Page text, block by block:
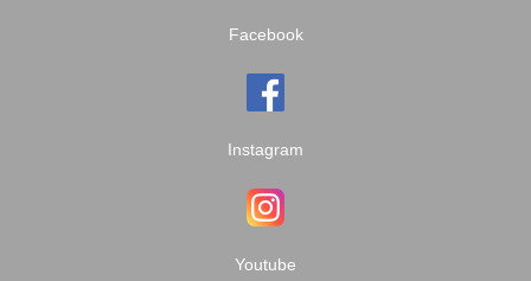
Facebook
Instagram
Youtube